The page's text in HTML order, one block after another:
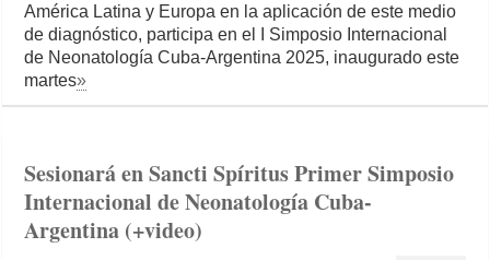
América Latina y Europa en la aplicación de este medio
de diagnóstico, participa en el I Simposio Internacional
de Neonatología Cuba-Argentina 2025, inaugurado este
martes»
Sesionará en Sancti Spíritus Primer Simposio
Internacional de Neonatología Cuba-
Argentina (+video)